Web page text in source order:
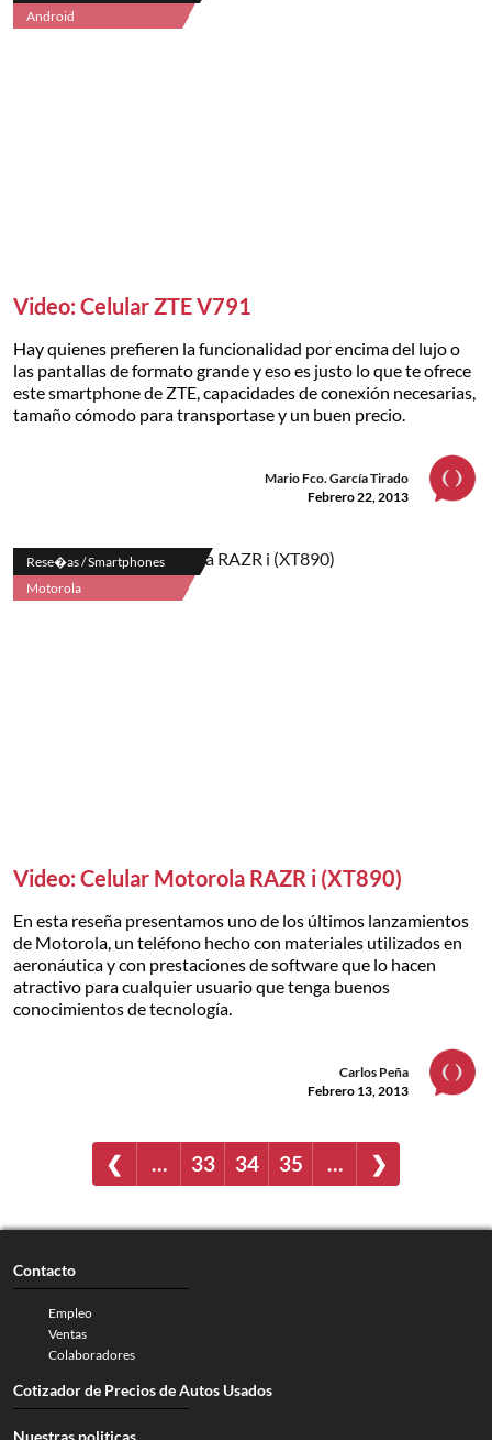
Android
Video: Celular ZTE V791
Hay quienes prefieren la funcionalidad por encima del lujo o
las pantallas de formato grande y eso es justo lo que te ofrece
este smartphone de ZTE, capacidades de conexión necesarias,
tamaño cómodo para transportase y un buen precio.
Mario Fco. García Tirado
Febrero 22, 2013
Rese�as / Smartphones
Motorola
Video: Celular Motorola RAZR i (XT890)
En esta reseña presentamos uno de los últimos lanzamientos
de Motorola, un teléfono hecho con materiales utilizados en
aeronáutica y con prestaciones de software que lo hacen
atractivo para cualquier usuario que tenga buenos
conocimientos de tecnología.
Carlos Peña
Febrero 13, 2013
❮ … 33 34 35 … ❯
Contacto
Empleo
Ventas
Colaboradores
Cotizador de Precios de Autos Usados
Nuestras politicas